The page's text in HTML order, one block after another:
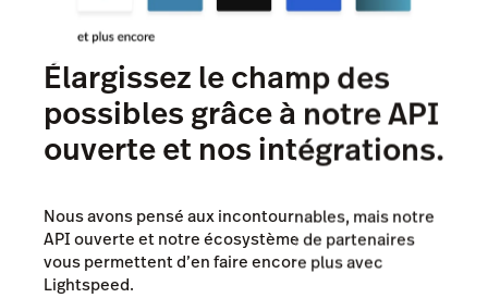
Élargissez le champ des
possibles grâce à notre API
ouverte et nos intégrations.
Nous avons pensé aux incontournables, mais notre
API ouverte et notre écosystème de partenaires
vous permettent d’en faire encore plus avec
Lightspeed.